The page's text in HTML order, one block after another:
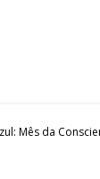
Mês da